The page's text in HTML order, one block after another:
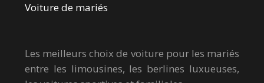
Voiture de mariés
Les meilleurs choix de voiture pour les mariés
entre les limousines, les berlines luxueuses,